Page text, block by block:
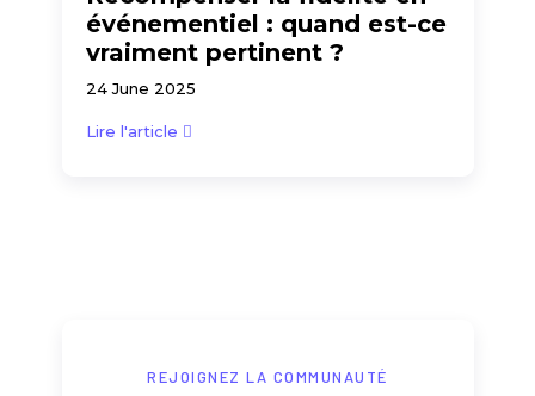
événementiel : quand est-ce
vraiment pertinent ?
24 June 2025
Lire l'article
REJOIGNEZ LA COMMUNAUTÉ